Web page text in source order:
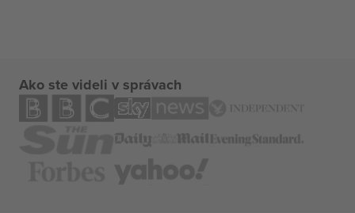
Ako ste videli v správach